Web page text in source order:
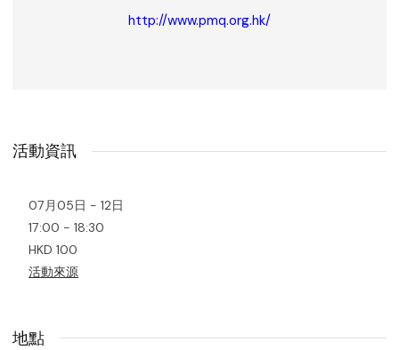
http://www.pmq.org.hk/
活動資訊
07月05日 - 12日
17:00 - 18:30
HKD 100
活動來源
地點